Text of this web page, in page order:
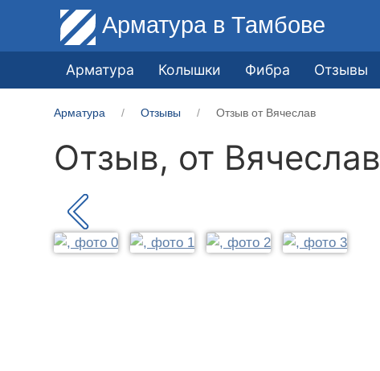
Арматура в Тамбове
Арматура Колышки Фибра Отзывы
Арматура Отзывы Отзыв от Вячеслав
Отзыв, от Вячеслав